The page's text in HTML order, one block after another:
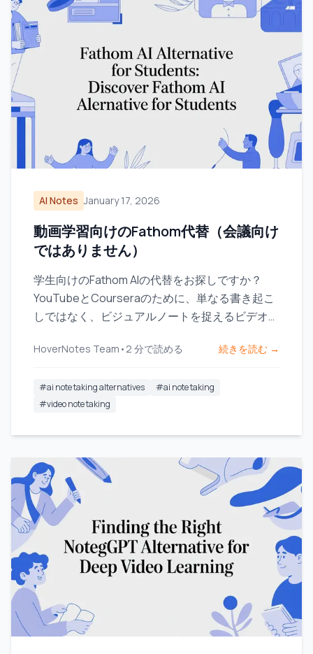
AI Notes January 17, 2026
動画学習向けのFathom代替（会議向け
ではありません）
学生向けのFathom AIの代替をお探しですか？
YouTubeとCourseraのために、単なる書き起こ
しではなく、ビジュアルノートを捉えるビデオ学
HoverNotes Team • 2 分で読める 続きを読む →
#ai note taking alternatives #ai note taking
#video note taking